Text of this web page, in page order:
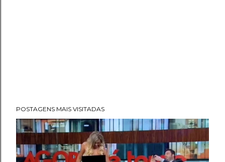
POSTAGENS MAIS VISITADAS